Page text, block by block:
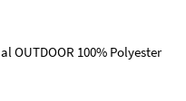
OUTDOOR 100% Polyester